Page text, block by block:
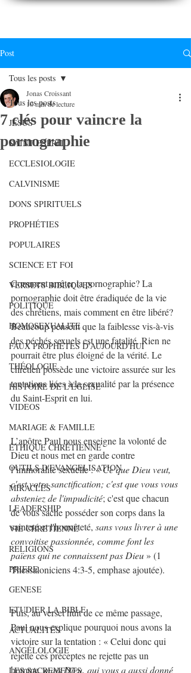
Post
Tous les posts
JESUS
SAINT ESPRIT
ECCLESIOLOGIE
CALVINISME
DONS SPIRITUELS
PROPHÉTIES
POPULAIRES
SCIENCE ET FOI
VERSETS BIBLIQUES
POLITIQUE
HOMOSEXUALITE
FAUX PROPHÈTES D'AUJOURD'HUI
THÉOLOGIE
HISTOIRE DE L'ÉGLISE
VIDEOS
MARIAGE & FAMILLE
ÉTHIQUE CHRÉTIENNE
OUTILS D'EVANGELISATION
MIRACLES
LEADERSHIP
VIE CHRETIENNE
RELIGIONS
PRIERE
GENESE
ETUDIER LA BIBLE
ACTUALITÉS
ANGÉLOLOGIE
LES SACREMENTS
Tous les posts
7 clés pour vaincre la
pornographie
Jonas Croissant
10 min de lecture
Comment arrêter la pornographie? La
pornographie doit être éradiquée de la vie
des chrétiens, mais comment en être libéré?
Beaucoup pensent que la faiblesse vis-à-vis
des péchés sexuels est une fatalité. Rien ne
pourrait être plus éloigné de la vérité. Le
chrétien possède une victoire assurée sur les
tentations liées à la sexualité par la présence
du Saint-Esprit en lui.
L’apôtre Paul nous enseigne la volonté de
Dieu et nous met en garde contre
l’immoralité sexuelle : « Ce que Dieu veut,
c'est votre sanctification; c'est que vous vous
absteniez de l'impudicité; c'est que chacun
de vous sache posséder son corps dans la
sainteté et l'honnêteté, sans vous livrer à une
convoitise passionnée, comme font les
païens qui ne connaissent pas Dieu » (1
Thessaloniciens 4:3-5, emphase ajoutée).
Puis, au verset huit de ce même passage,
Paul nous explique pourquoi nous avons la
victoire sur la tentation : « Celui donc qui
rejette ces préceptes ne rejette pas un
homme, mais Dieu, qui vous a aussi donné